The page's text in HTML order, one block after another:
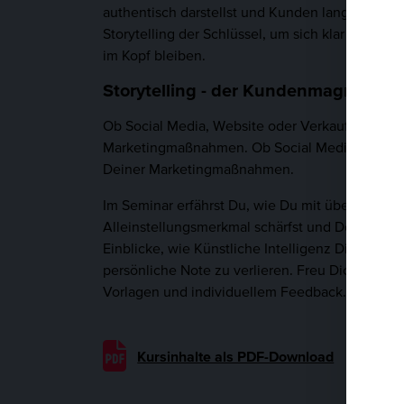
authentisch darstellst und Kunden langfristig
Storytelling der Schlüssel, um sich klar vom
im Kopf bleiben.
Storytelling - der Kundenmagnet für
Ob Social Media, Website oder
Marketingmaßnahmen. Ob Social Media,
Deiner Marketingmaßnahmen.
Im Seminar erfährst Du, wie Du mit
Alleinstellungsmerkmal schärfst und Dein
Einblicke, wie Künstliche Intelligenz Dich
persönliche Note zu verlieren. Freu Dich auf
Vorlagen und individuellem Feedback. Damit
Kursinhalte als PDF-Download